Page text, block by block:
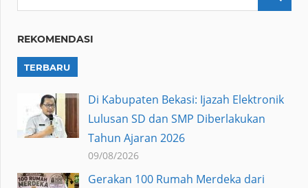
REKOMENDASI
TERBARU
Di Kabupaten Bekasi: Ijazah Elektronik
Lulusan SD dan SMP Diberlakukan
Tahun Ajaran 2026
09/08/2026
Gerakan 100 Rumah Merdeka dari